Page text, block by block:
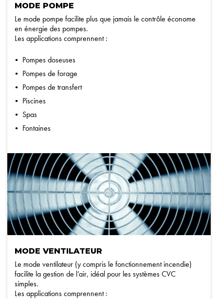
MODE POMPE
Le mode pompe facilite plus que jamais le contrôle économe
en énergie des pompes.
Les applications comprennent :
Pompes doseuses
Pompes de forage
Pompes de transfert
Piscines
Spas
Fontaines
MODE VENTILATEUR
Le mode ventilateur (y compris le fonctionnement incendie)
facilite la gestion de l’air, idéal pour les systèmes CVC
simples.
Les applications comprennent :